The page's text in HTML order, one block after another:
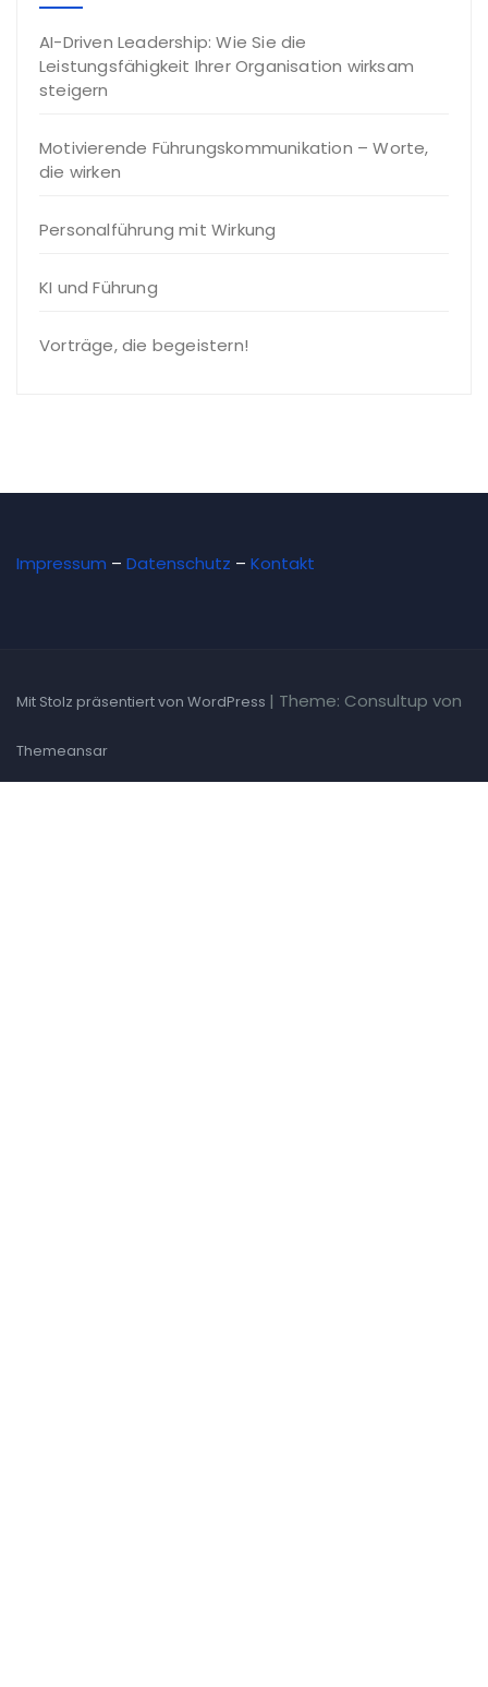
AI-Driven Leadership: Wie Sie die
Leistungsfähigkeit Ihrer Organisation wirksam
steigern
Motivierende Führungskommunikation – Worte,
die wirken
Personalführung mit Wirkung
KI und Führung
Vorträge, die begeistern!
Impressum – Datenschutz – Kontakt
Mit Stolz präsentiert von WordPress | Theme: Consultup von
Themeansar